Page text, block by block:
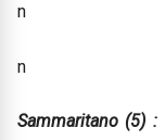
n
n
Sammaritano (5) :